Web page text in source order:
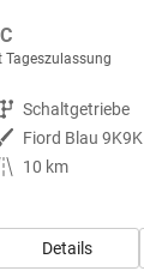
Tageszulassung
Getriebe Schaltgetriebe
Außenfarbe Fiord Blau 9K9K
Kilometerstand
10 km
Details